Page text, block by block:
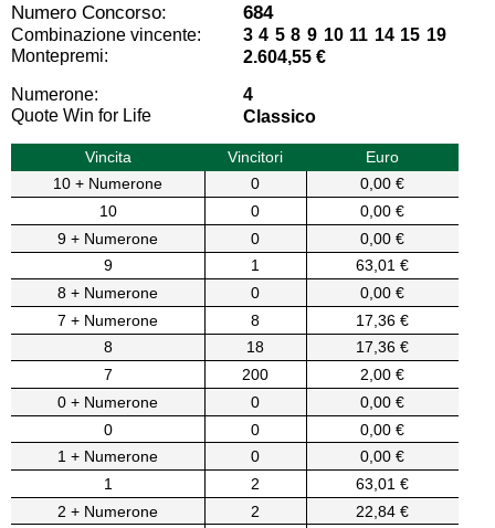
Numero Concorso: 684
Combinazione vincente:
3 4 5 8 9 10 11 14 15 19
Montepremi:
2.604,55 €
Numerone:
4
Quote Win for Life
Classico
Vincita Vincitori
Euro
10 + Numerone
0
0,00 €
10
0
0,00 €
9 + Numerone
0
0,00 €
9
1
63,01 €
8 + Numerone
0
0,00 €
7 + Numerone
8
17,36 €
8
18
17,36 €
7
200
2,00 €
0 + Numerone
0
0,00 €
0
0
0,00 €
1 + Numerone
0
0,00 €
1
2
63,01 €
2 + Numerone
2
22,84 €